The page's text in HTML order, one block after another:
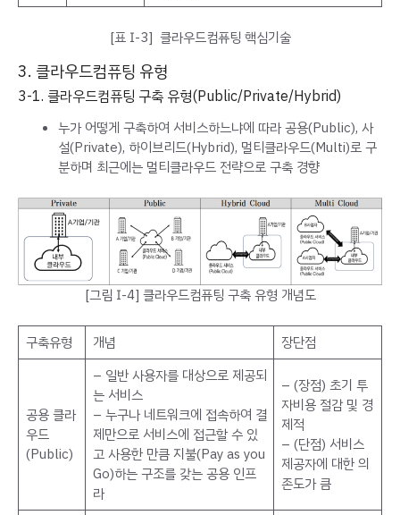
[표 Ⅰ-3] 클라우드컴퓨팅 핵심기술
3. 클라우드컴퓨팅 유형
3-1. 클라우드컴퓨팅 구축 유형(Public/Private/Hybrid)
누가 어떻게 구축하여 서비스하느냐에 따라 공용(Public), 사
설(Private), 하이브리드(Hybrid), 멀티클라우드(Multi)로 구
분하며 최근에는 멀티클라우드 전략으로 구축 경향
[그림 Ⅰ-4] 클라우드컴퓨팅 구축 유형 개념도
구축유형 개념 장단점
공용 클라
우드
(Public)
– 일반 사용자를 대상으로 제공되
는 서비스
– 누구나 네트워크에 접속하여 결
제만으로 서비스에 접근할 수 있
고 사용한 만큼 지불(Pay as you
Go)하는 구조를 갖는 공용 인프
라
– (장점) 초기 투
자비용 절감 및 경
제적
– (단점) 서비스
제공자에 대한 의
존도가 큼